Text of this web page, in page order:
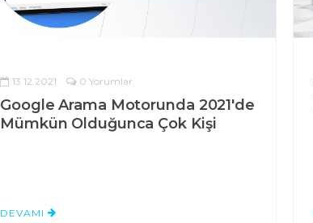
13.12.2021 0 Yorumlar
Google Arama Motorunda 2021'de
Mümkün Olduğunca Çok Kişi
DEVAMI